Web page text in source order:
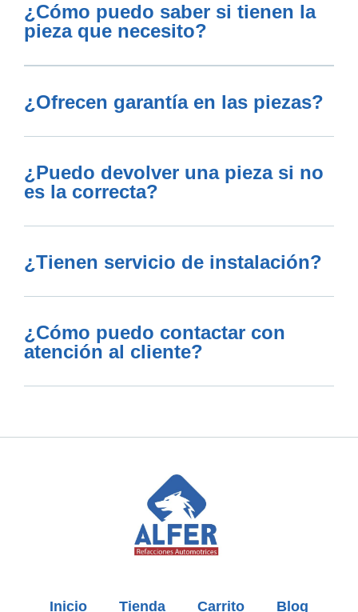
¿Cómo puedo saber si tienen la
pieza que necesito?
¿Ofrecen garantía en las piezas?
¿Puedo devolver una pieza si no
es la correcta?
¿Tienen servicio de instalación?
¿Cómo puedo contactar con
atención al cliente?
Inicio Tienda Carrito Blog